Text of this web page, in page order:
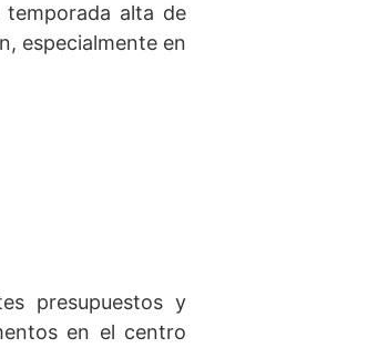
alta de
especialmente en
presupuestos y
en el centro